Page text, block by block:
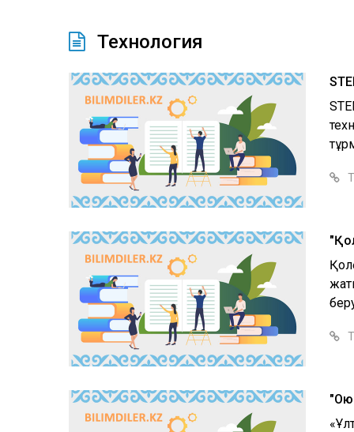
Технология